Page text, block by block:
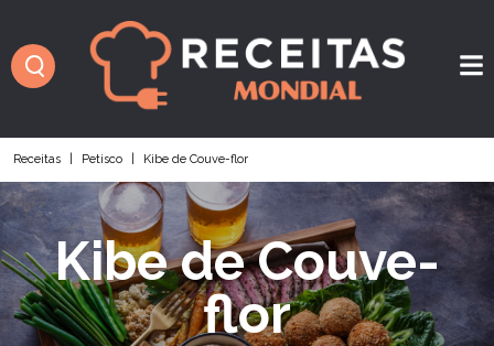
Receitas Petisco Kibe de Couve-flor
Kibe de Couve-
flor